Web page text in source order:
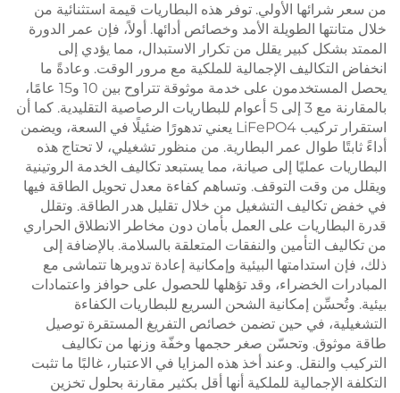
من سعر شرائها الأولي. توفر هذه البطاريات قيمة استثنائية من
خلال متانتها الطويلة الأمد وخصائص أدائها. أولاً، فإن عمر الدورة
الممتد بشكل كبير يقلل من تكرار الاستبدال، مما يؤدي إلى
انخفاض التكاليف الإجمالية للملكية مع مرور الوقت. وعادةً ما
يحصل المستخدمون على خدمة موثوقة تتراوح بين 10 و15 عامًا،
بالمقارنة مع 3 إلى 5 أعوام للبطاريات الرصاصية التقليدية. كما أن
استقرار تركيب LiFePO4 يعني تدهورًا ضئيلًا في السعة، ويضمن
أداءً ثابتًا طوال عمر البطارية. من منظور تشغيلي، لا تحتاج هذه
البطاريات عمليًا إلى صيانة، مما يستبعد تكاليف الخدمة الروتينية
ويقلل من وقت التوقف. وتساهم كفاءة معدل تحويل الطاقة فيها
في خفض تكاليف التشغيل من خلال تقليل هدر الطاقة. وتقلل
قدرة البطاريات على العمل بأمان دون مخاطر الانطلاق الحراري
من تكاليف التأمين والنفقات المتعلقة بالسلامة. بالإضافة إلى
ذلك، فإن استدامتها البيئية وإمكانية إعادة تدويرها تتماشى مع
المبادرات الخضراء، وقد تؤهلها للحصول على حوافز واعتمادات
بيئية. وتُحسِّن إمكانية الشحن السريع للبطاريات الكفاءة
التشغيلية، في حين تضمن خصائص التفريغ المستقرة توصيل
طاقة موثوق. وتحسّن صغر حجمها وخفّة وزنها من تكاليف
التركيب والنقل. وعند أخذ هذه المزايا في الاعتبار، غالبًا ما تثبت
التكلفة الإجمالية للملكية أنها أقل بكثير مقارنة بحلول تخزين